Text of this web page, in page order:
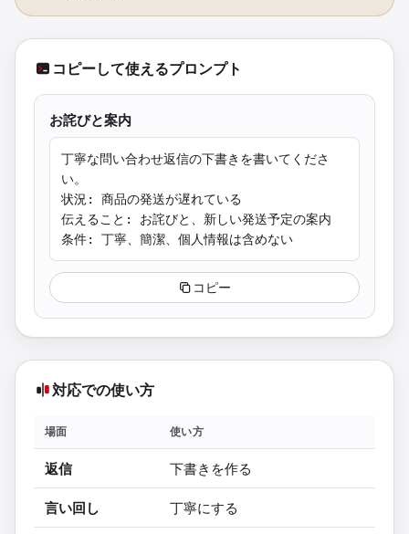
コピーして使えるプロンプト
お詫びと案内
丁寧な問い合わせ返信の下書きを書いてくださ
い。
状況: 商品の発送が遅れている
伝えること: お詫びと、新しい発送予定の案内
条件: 丁寧、簡潔、個人情報は含めない
コピー
対応での使い方
場面 使い方
返信 下書きを作る
言い回し 丁寧にする